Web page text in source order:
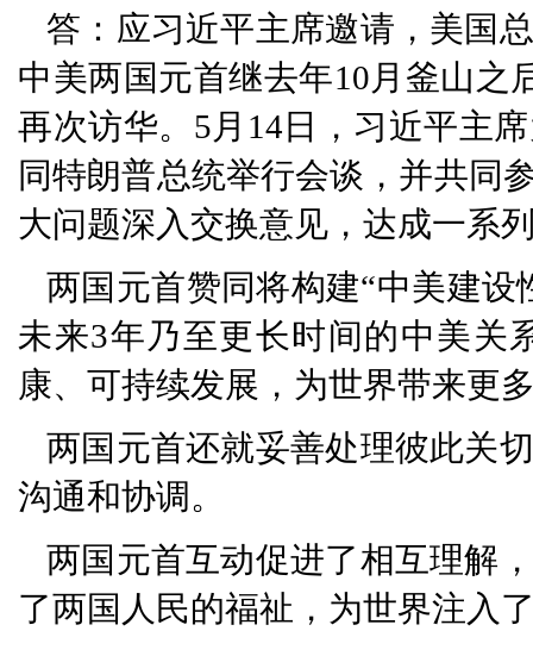
答：应习近平主席邀请，美国
中美两国元首继去年10月釜山之
再次访华。5月14日，习近平主
同特朗普总统举行会谈，并共同
大问题深入交换意见，达成一系
两国元首赞同将构建“中美建
未来3年乃至更长时间的中美关
康、可持续发展，为世界带来更
两国元首还就妥善处理彼此关
沟通和协调。
两国元首互动促进了相互理解
了两国人民的福祉，为世界注入